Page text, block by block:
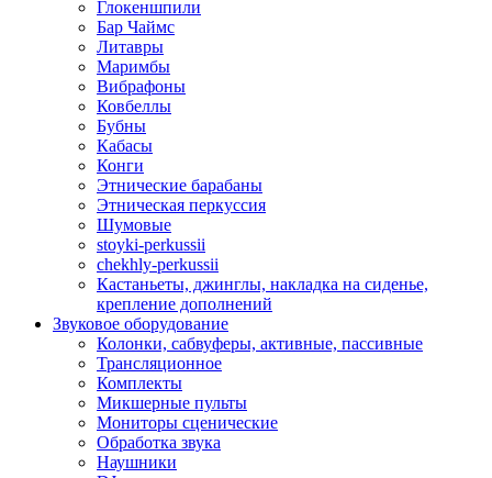
Глокеншпили
Бар Чаймс
Литавры
Маримбы
Вибрафоны
Ковбеллы
Бубны
Кабасы
Конги
Этнические барабаны
Этническая перкуссия
Шумовые
stoyki-perkussii
chekhly-perkussii
Кастаньеты, джинглы, накладка на сиденье,
крепление дополнений
Звуковое оборудование
Колонки, сабвуферы, активные, пассивные
Трансляционное
Комплекты
Микшерные пульты
Мониторы сценические
Обработка звука
Наушники